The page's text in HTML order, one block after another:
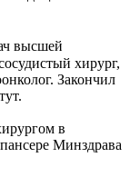
высшей
хирург,
Закончил
в
Минздрава